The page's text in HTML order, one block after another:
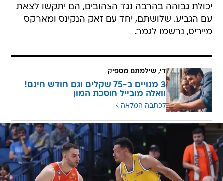
יכולת גבוהה בהרבה נגד הצהובים, הם יתקשו לצאת
עם הגביע. שלושתם, יחד עם זאק הנקינס ומארקס
מייריס, נרשמו לגמר.
די, שילמתם מספיק
3 מנויים ב-75 שקלים וגם חודש חינם!
וואלה מובייל חוסכת המון
לכתבה המלאה